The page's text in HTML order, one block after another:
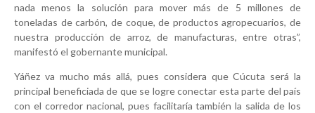
nada menos la solución para mover más de 5 millones de
toneladas de carbón, de coque, de productos agropecuarios, de
nuestra producción de arroz, de manufacturas, entre otras”,
manifestó el gobernante municipal.
Yáñez va mucho más allá, pues considera que Cúcuta será la
principal beneficiada de que se logre conectar esta parte del país
con el corredor nacional, pues facilitaría también la salida de los